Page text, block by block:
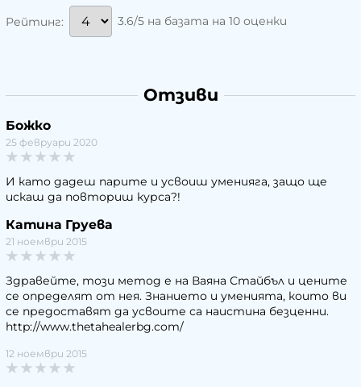
Рейтинг: 3.6/5 на базата на 10 оценки
Отзиви
Божко
25 февруари 2020
И като дадеш парите и усвоиш уменияга, защо ще
искаш да повториш курса?!
Катина Груева
21 ноември 2015
Здравейте, този метод е на Ваяна Стайбъл и цените
се определят от нея. Знанието и уменията, които ви
се предоставят да усвоите са наистина безценни.
http://www.thetahealerbg.com/
12 ноември 2015